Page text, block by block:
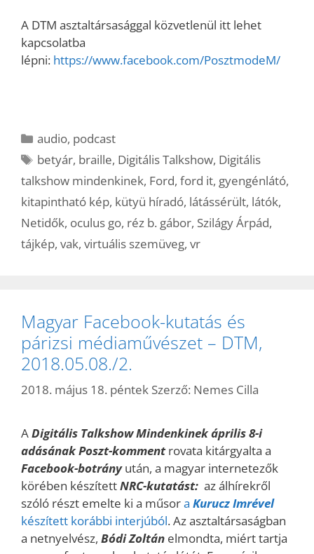
A DTM asztaltársasággal közvetlenül itt lehet
kapcsolatba
lépni: https://www.facebook.com/PosztmodeM/
Kategória
audio, podcast
Címkék
betyár, braille, Digitális Talkshow, Digitális
talkshow mindenkinek, Ford, ford it, gyengénlátó,
kitapintható kép, kütyü híradó, látássérült, látók,
Netidők, oculus go, réz b. gábor, Szilágy Árpád,
tájkép, vak, virtuális szemüveg, vr
Magyar Facebook-kutatás és
párizsi médiaművészet – DTM,
2018.05.08./2.
2018. május 18. péntek Szerző: Nemes Cilla
ADigitális Talkshow Mindenkinek április 8-i
adásának Poszt-komment rovata kitárgyalta a
Facebook-botrány után, a magyar internetezők
körében készítettNRC-kutatást: az álhírekről
szóló részt emelte ki a műsora Kurucz Imrével
készített korábbi interjúból. Az asztaltársaságban
a netnyelvész, Bódi Zoltán elmondta, miért tartja